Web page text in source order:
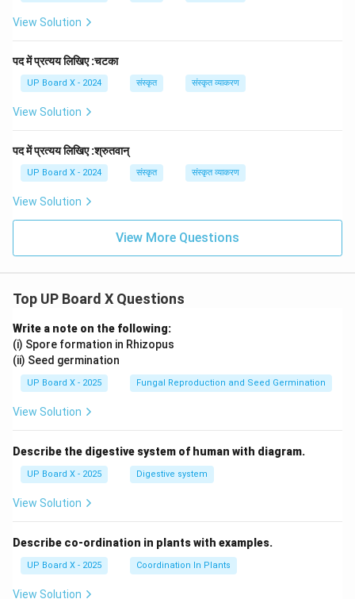
View Solution
पद में प्रत्यय लिखिए :चटका
UP Board X - 2024 संस्कृत संस्कृत व्याकरण
View Solution
पद में प्रत्यय लिखिए :श्रुतवान्
UP Board X - 2024 संस्कृत संस्कृत व्याकरण
View Solution
View More Questions
Top UP Board X Questions
Write a note on the following:
(i) Spore formation in Rhizopus
(ii) Seed germination
UP Board X - 2025 Fungal Reproduction and Seed Germination
View Solution
Describe the digestive system of human with diagram.
UP Board X - 2025 Digestive system
View Solution
Describe co-ordination in plants with examples.
UP Board X - 2025 Coordination In Plants
View Solution